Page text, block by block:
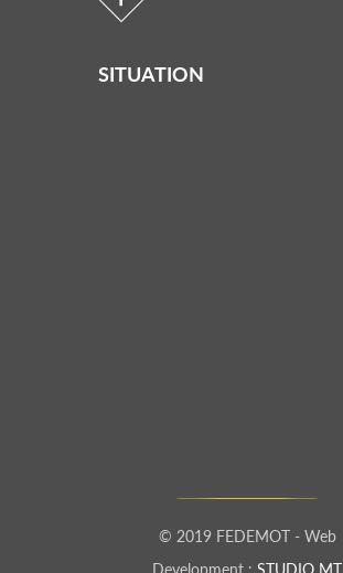
SITUATION
© 2019 FEDEMOT - Web
Development : STUDIO MT